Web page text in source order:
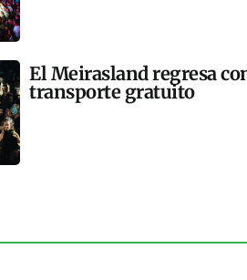
El Meirasland regresa
transporte gratuito